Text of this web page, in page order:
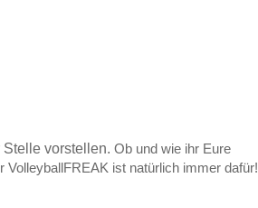
vorstellen. Ob und wie ihr Eure
ist natürlich immer dafür!